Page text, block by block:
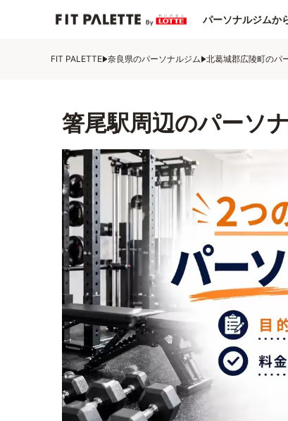
パーソナルジムか
FIT PALETTE 奈良県のパーソナルジム 北葛城郡広陵町のパ
箸尾駅周辺のパーソ